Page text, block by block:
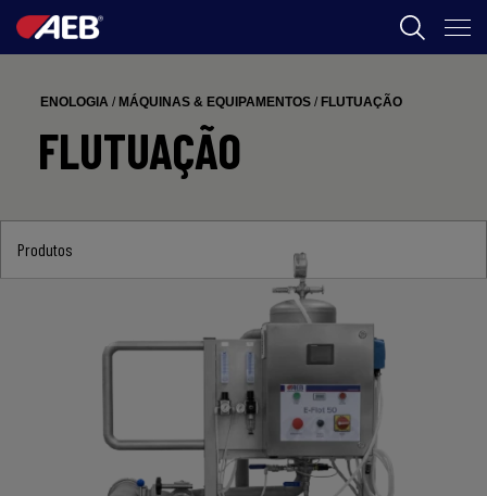
CERVEJA
SPIRITS
ENOLOGIA / MÁQUINAS & EQUIPAMENTOS / FLUTUAÇÃO
FLUTUAÇÃO
Produtos